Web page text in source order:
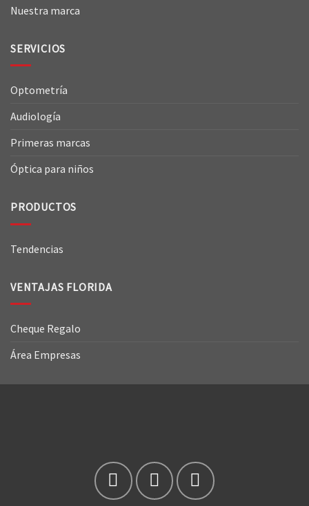
Nuestra marca
SERVICIOS
Optometría
Audiología
Primeras marcas
Óptica para niños
PRODUCTOS
Tendencias
VENTAJAS FLORIDA
Cheque Regalo
Área Empresas